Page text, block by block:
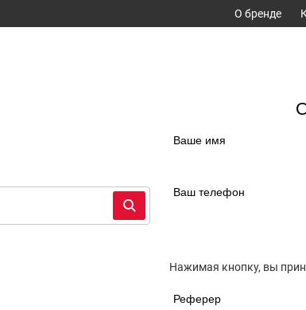
О бренде
Ваше имя
Ваш телефон
Нажимая кнопку, вы
Реферер